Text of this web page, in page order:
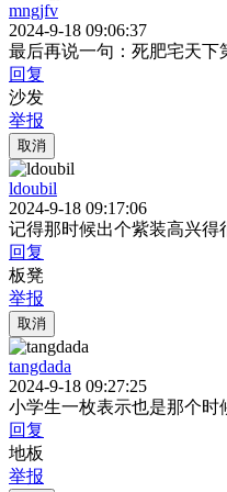
mngjfv
2024-9-18 09:06:37
最后再说一句：死肥宅天下
回复
沙发
举报
取消
ldoubil
2024-9-18 09:17:06
记得那时候出个紫装高兴得
回复
板凳
举报
取消
tangdada
2024-9-18 09:27:25
小学生一枚表示也是那个时
回复
地板
举报